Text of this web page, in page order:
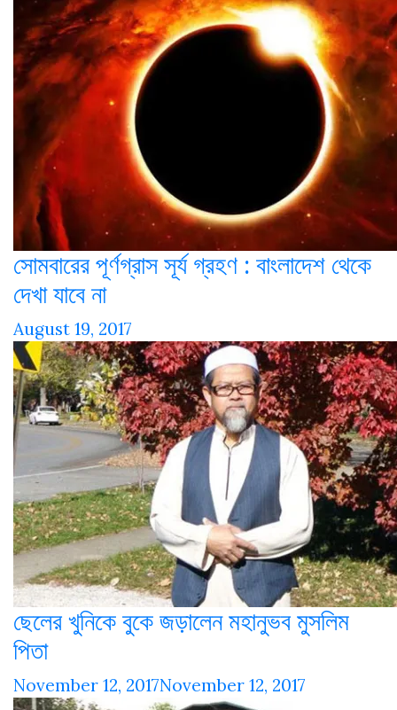
সোমবারের পূর্ণগ্রাস সূর্য গ্রহণ : বাংলাদেশ থেকে
দেখা যাবে না
August 19, 2017
ছেলের খুনিকে বুকে জড়ালেন মহানুভব মুসলিম
পিতা
November 12, 2017November 12, 2017